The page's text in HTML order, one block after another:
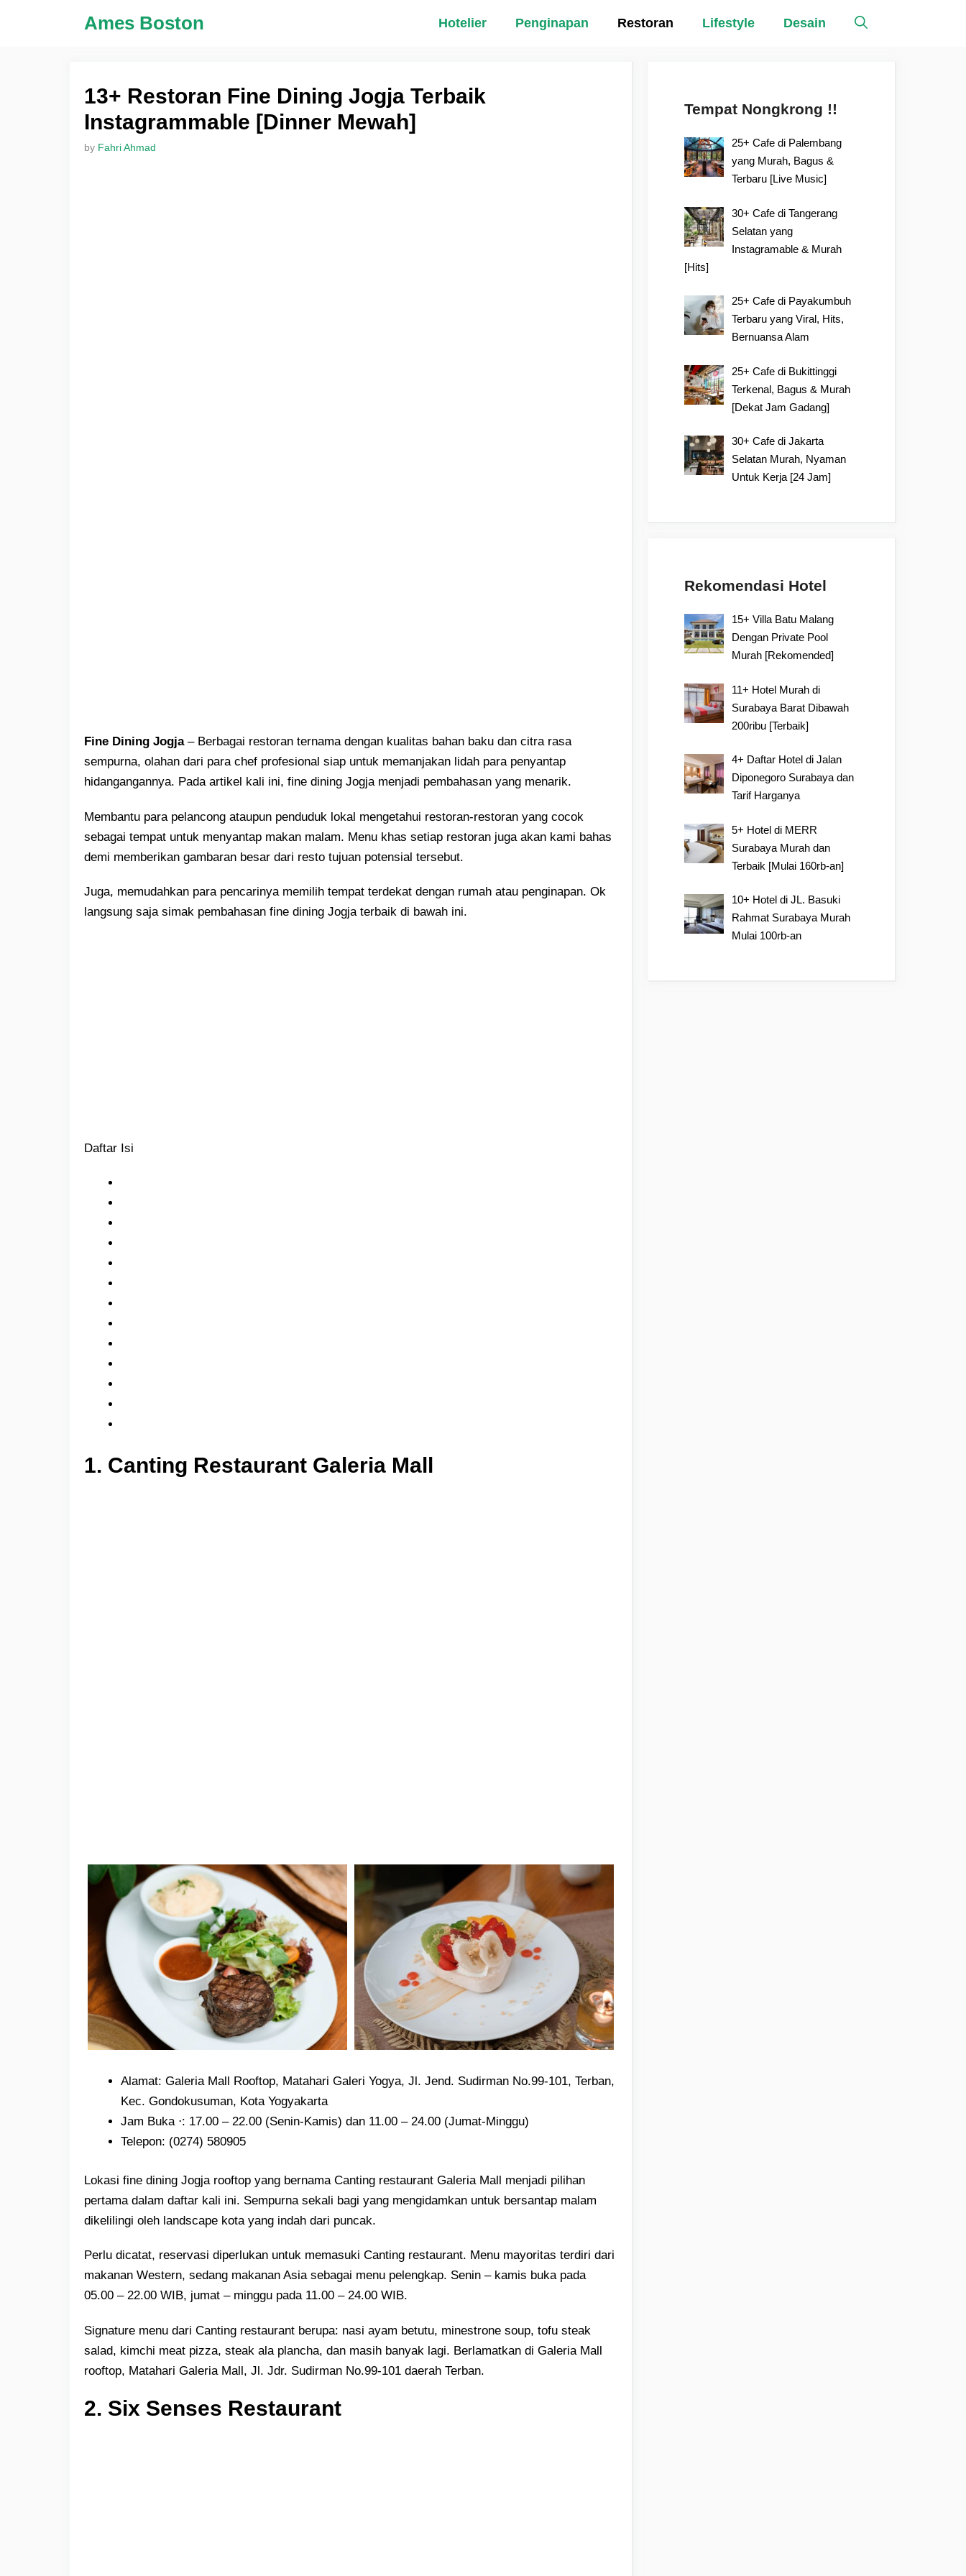
Ames Boston Hotelier Penginapan Restoran Lifestyle Desain
13+ Restoran Fine Dining Jogja Terbaik
Instagrammable [Dinner Mewah]
by Fahri Ahmad
Fine Dining Jogja– Berbagai restoran ternama dengan kualitas bahan baku dan citra rasa
sempurna, olahan dari para chef profesional siap untuk memanjakan lidah para penyantap
hidangangannya. Pada artikel kali ini, fine dining Jogja menjadi pembahasan yang menarik.
Membantu para pelancong ataupun penduduk lokal mengetahui restoran-restoran yang cocok
sebagai tempat untuk menyantap makan malam. Menu khas setiap restoran juga akan kami bahas
demi memberikan gambaran besar dari resto tujuan potensial tersebut.
Juga, memudahkan para pencarinya memilih tempat terdekat dengan rumah atau penginapan. Ok
langsung saja simak pembahasan fine dining Jogja terbaik di bawah ini.
Daftar Isi
1. Canting Restaurant Galeria Mall
Alamat: Galeria Mall Rooftop, Matahari Galeri Yogya, Jl. Jend. Sudirman No.99-101, Terban,
Kec. Gondokusuman, Kota Yogyakarta
Jam Buka ⋅: 17.00 – 22.00 (Senin-Kamis) dan 11.00 – 24.00 (Jumat-Minggu)
Telepon: (0274) 580905
Lokasi fine dining Jogja rooftop yang bernama Canting restaurant Galeria Mall menjadi pilihan
pertama dalam daftar kali ini. Sempurna sekali bagi yang mengidamkan untuk bersantap malam
dikelilingi oleh landscape kota yang indah dari puncak.
Perlu dicatat, reservasi diperlukan untuk memasuki Canting restaurant. Menu mayoritas terdiri dari
makanan Western, sedang makanan Asia sebagai menu pelengkap. Senin – kamis buka pada
05.00 – 22.00 WIB, jumat – minggu pada 11.00 – 24.00 WIB.
Signature menu dari Canting restaurant berupa: nasi ayam betutu, minestrone soup, tofu steak
salad, kimchi meat pizza, steak ala plancha, dan masih banyak lagi. Berlamatkan di Galeria Mall
rooftop, Matahari Galeria Mall, Jl. Jdr. Sudirman No.99-101 daerah Terban.
2. Six Senses Restaurant
Tempat Nongkrong !!
25+ Cafe di Palembang
yang Murah, Bagus &
Terbaru [Live Music]
30+ Cafe di Tangerang
Selatan yang
Instagramable & Murah
[Hits]
25+ Cafe di Payakumbuh
Terbaru yang Viral, Hits,
Bernuansa Alam
25+ Cafe di Bukittinggi
Terkenal, Bagus & Murah
[Dekat Jam Gadang]
30+ Cafe di Jakarta
Selatan Murah, Nyaman
Untuk Kerja [24 Jam]
Rekomendasi Hotel
15+ Villa Batu Malang
Dengan Private Pool
Murah [Rekomended]
11+ Hotel Murah di
Surabaya Barat Dibawah
200ribu [Terbaik]
4+ Daftar Hotel di Jalan
Diponegoro Surabaya dan
Tarif Harganya
5+ Hotel di MERR
Surabaya Murah dan
Terbaik [Mulai 160rb-an]
10+ Hotel di JL. Basuki
Rahmat Surabaya Murah
Mulai 100rb-an